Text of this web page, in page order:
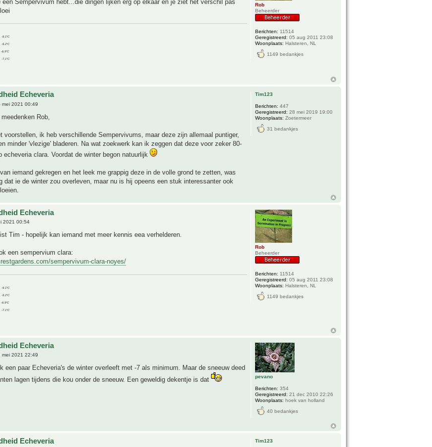
een Sempervivum hebt...die dingen lijken erg op elkaar en je ziet het verschil pas
-9.1°C
-5.2°C
-6.9°C
-7.1°C
Rob
Beheerder
Berichten: 11514
Geregistreerd: 05 aug 2011 23:08
Woonplaats: Halsteren, NL
1149 bedankjes
Echeveria
mei 2021 00:49
Rob,
voorstellen, ik heb verschillende Sempervivums, maar deze zijn allemaal puntiger,
minder 'vlezige' bladeren. Na wat zoekwerk kan ik zeggen dat deze voor zeker 80-
echeveria clara. Voordat de winter begon natuurlijk
iemand gekregen en het leek me grappig deze in de volle grond te zetten, was
dat ie de winter zou overleven, maar nu is hij opeens een stuk interessanter ook
Tim123
Berichten: 447
Geregistreerd: 28 mei 2019 19:00
Woonplaats: Zoetermeer
31 bedankjes
Echeveria
2021 00:54
Tim - hopelijk kan iemand met meer kennis eea verhelderen.
een sempervium clara:
sempervivum-clara-noyes/
-9.1°C
-5.2°C
-6.9°C
-7.1°C
Rob
Beheerder
Berichten: 11514
Geregistreerd: 05 aug 2011 23:08
Woonplaats: Halsteren, NL
1149 bedankjes
Echeveria
mei 2021 22:49
een paar Echeveria's de winter overleeft met -7 als minimum. Maar de sneeuw deed
lagen tijdens die kou onder de sneeuw. Een geweldig dekentje is dat
pevano
Berichten: 354
Geregistreerd: 21 dec 2010 22:26
Woonplaats: hoek van holland
40 bedankjes
Echeveria Tim123